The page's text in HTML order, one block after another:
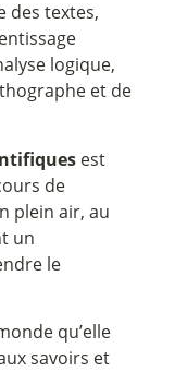
des textes,
logique,
et de
est
de
plein air, au
un
le
qu’elle
savoirs et